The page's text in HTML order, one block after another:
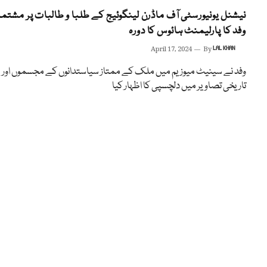
نیشنل یونیورسٹی آف ماڈرن لینگوئیج کے طلبا و طالبات پر
وفد کا پارلیمنٹ ہائوس کا دورہ
April 17, 2024 ByLAL KHAN
وفد نے سینیٹ میوزیم میں ملک کے ممتاز سیاستدانوں کے مجسموں اور
تاریخی تصاویر میں دلچسپی کا اظہار کیا